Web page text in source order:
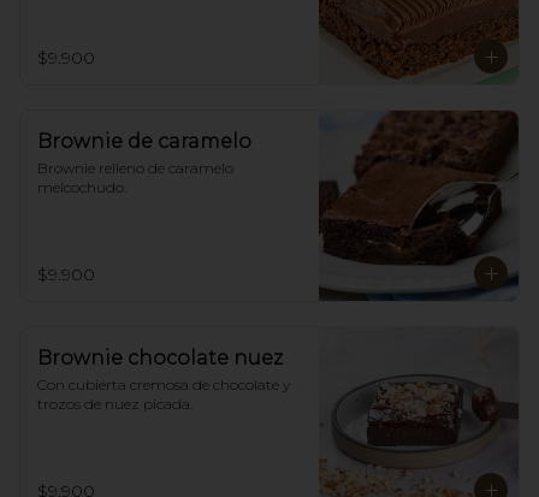
$9.900
Brownie de caramelo
Brownie relleno de caramelo
melcochudo.
$9.900
Brownie chocolate nuez
Con cubierta cremosa de chocolate y
trozos de nuez picada.
$9.900